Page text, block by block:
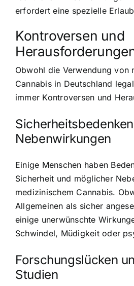
erfordert eine spezielle
Kontroversen und
Obwohl die Verwendung von
Cannabis in Deutschland
immer Kontroversen und
Nebenwirkungen
Einige Menschen haben
Sicherheit und möglicher
medizinischem Cannabis.
Allgemeinen als sicher
einige unerwünschte
Schwindel, Müdigkeit oder
Forschungslücken
Studien